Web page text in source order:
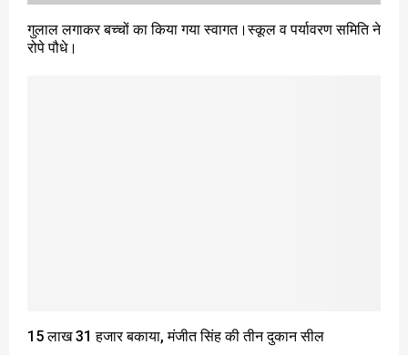
गुलाल लगाकर बच्चों का किया गया स्वागत।स्कूल व पर्यावरण समिति ने
रोपे पौधे।
15 लाख 31 हजार बकाया, मंजीत सिंह की तीन दुकान सील